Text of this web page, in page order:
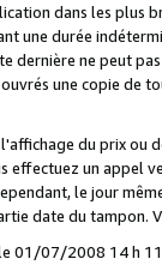
dans les plus
une durée
ne peut
une copie de
du prix
effectuez un appel
le jour
date du tampon.
01/07/2008 14 h